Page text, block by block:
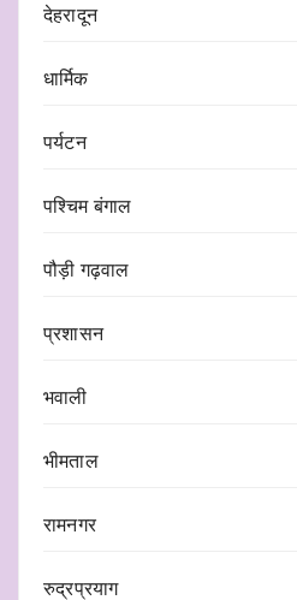
देहरादून
धार्मिक
पर्यटन
पश्चिम बंगाल
पौड़ी गढ़वाल
प्रशासन
भवाली
भीमताल
रामनगर
रुद्रप्रयाग